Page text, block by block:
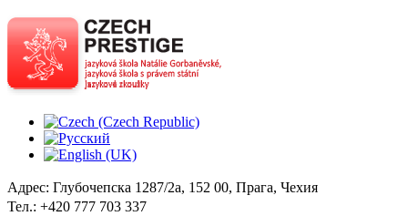
Адрес: Глубочепска 1287/2a, 152 00, Прага, Чехия
Тел.: +420 777 703 337